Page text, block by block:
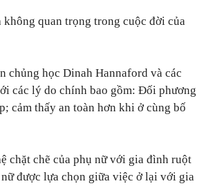
quan trọng trong cuộc đời của
chủng học Dinah Hannaford và các
các lý do chính bao gồm: Đối phương
cảm thấy an toàn hơn khi ở cùng bố
chặt chẽ của phụ nữ với gia đình ruột
được lựa chọn giữa việc ở lại với gia